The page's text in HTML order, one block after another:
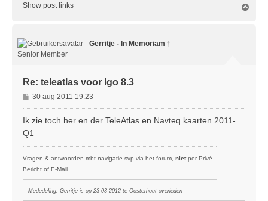
Show post links
Gerritje - In Memoriam †
Senior Member
Re: teleatlas voor Igo 8.3
B
e
c
h
t
30 aug 2011 19:23
Ik zie toch her en der TeleAtlas en Navteq kaarten 2011-
Q1
Vragen & antwoorden mbt navigatie svp via het forum, nietper Privé-
Bericht of E-Mail
-- Mededeling: Gerritje is op 23-03-2012 te Oosterhout overleden --